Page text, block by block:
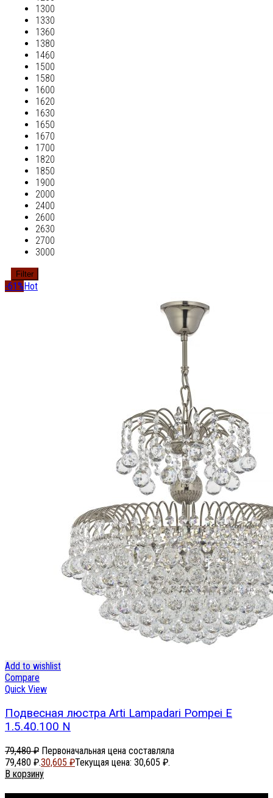
1300
1330
1360
1380
1460
1500
1580
1600
1620
1630
1650
1670
1700
1820
1850
1900
2000
2400
2600
2630
2700
3000
Filter
-61% Hot
Add to wishlist
Compare
Quick View
Подвесная люстра Arti Lampadari Pompei E
1.5.40.100 N
79,480₽ Первоначальная цена составляла
79,480 ₽.30,605 ₽Текущая цена: 30,605 ₽.
В корзину